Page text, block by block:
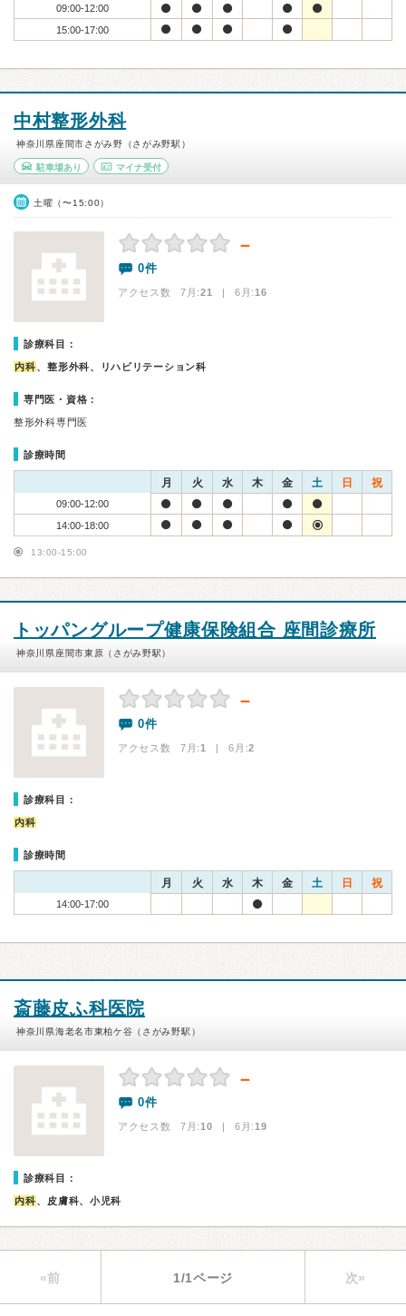
09:00-12:00
15:00-17:00
中村整形外科
神奈川県座間市さがみ野（さがみ野駅）
駐車場あり マイナ受付
土曜（〜15:00）
－
0件
アクセス数 7月:21 | 6月:16
診療科目：
内科、整形外科、リハビリテーション科
専門医・資格：
整形外科専門医
診療時間
月 火 水 木 金 土 日 祝
09:00-12:00
14:00-18:00
13:00-15:00
トッパングループ健康保険組合 座間診療所
神奈川県座間市東原（さがみ野駅）
－
0件
アクセス数 7月:1 | 6月:2
診療科目：
内科
診療時間
月 火 水 木 金 土 日 祝
14:00-17:00
斎藤皮ふ科医院
神奈川県海老名市東柏ケ谷（さがみ野駅）
－
0件
アクセス数 7月:10 | 6月:19
診療科目：
内科、皮膚科、小児科
«前 1/1ページ 次»